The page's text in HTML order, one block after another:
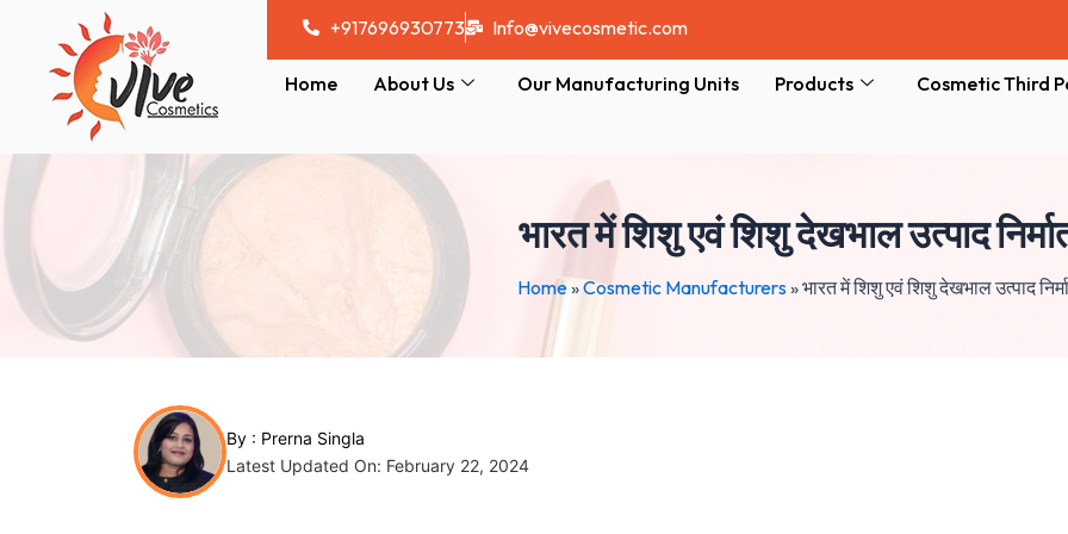
content
+917696930773 Info@vivecosmetic.com
Home About Us Our Manufacturing Units Products Cosmetic Third
भारत में शिशु एवं शिशु देखभाल उत्पाद
Home»Cosmetic Manufacturers»भारत में शिशु एवं शिशु देखभाल उत्पाद
By : Prerna Singla
Latest Updated On: February 22, 2024
Post
navigation